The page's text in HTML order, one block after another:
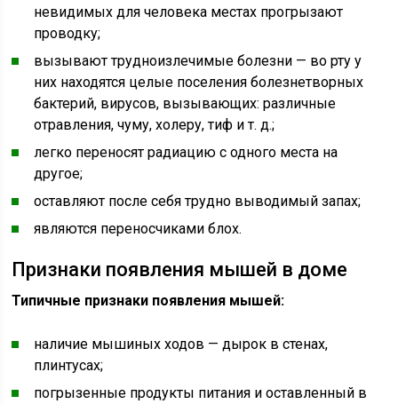
невидимых для человека местах прогрызают
проводку;
вызывают трудноизлечимые болезни — во рту у
них находятся целые поселения болезнетворных
бактерий, вирусов, вызывающих: различные
отравления, чуму, холеру, тиф и т. д.;
легко переносят радиацию с одного места на
другое;
оставляют после себя трудно выводимый запах;
являются переносчиками блох.
Признаки появления мышей в доме
Типичные признаки появления мышей:
наличие мышиных ходов — дырок в стенах,
плинтусах;
погрызенные продукты питания и оставленный в